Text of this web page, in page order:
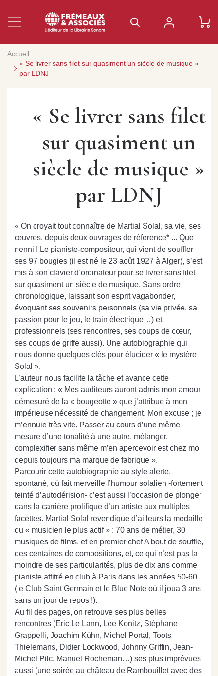
Accueil
« Se livrer sans filet sur quasiment un siècle de musique »
par LDNJ
« Se livrer sans filet
sur quasiment un
siècle de musique »
par LDNJ
« On croyait tout connaître de Martial Solal, sa vie, ses
œuvres, depuis deux ouvrages de référence* ... Que
nenni ! Le pianiste-compositeur, qui vient de souffler
ses 97 bougies (il est né le 23 août 1927 à Alger), s’est
mis à son clavier d’ordinateur pour se livrer sans filet
sur quasiment un siècle de musique. Sans ordre
chronologique, laissant son esprit vagabonder,
évoquant ses souvenirs personnels (sa vie privée, sa
passion pour le jeu, le train électrique…) et
professionnels (ses rencontres, ses coups de cœur,
ses coups de griffe aussi). Une autobiographie qui
nous donne quelques clés pour élucider « le mystère
Solal ».
L’auteur nous facilite la tâche et avance cette
explication : « Mes auditeurs auront admis mon amour
démesuré de la « bougeotte » que j’attribue à mon
impérieuse nécessité de changement. Mon excuse ; je
m’ennuie très vite. Passer au cours d’une même
mesure d’une tonalité à une autre, mélanger,
complexifier sans même m’en apercevoir est chez moi
depuis toujours ma marque de fabrique ».
Parcourir cette autobiographie au style alerte,
spontané, où fait merveille l’humour solalien -fortement
teinté d’autodérision- c’est aussi l’occasion de plonger
dans la carrière prolifique d’un artiste aux multiples
facettes. Martial Solal revendique d’ailleurs la médaille
du « musicien le plus actif » : 70 ans de métier, 30
musiques de films, et en premier chef A bout de souffle,
des centaines de compositions, et, ce qui n’est pas la
moindre de ses particularités, plus de dix ans comme
pianiste attitré en club à Paris dans les années 50-60
(le Club Saint Germain et le Blue Note où il joua 3 ans
sans un jour de repos !).
Au fil des pages, on retrouve ses plus belles
rencontres (Eric Le Lann, Lee Konitz, Stéphane
Grappelli, Joachim Kühn, Michel Portal, Toots
Thielemans, Didier Lockwood, Johnny Griffin, Jean-
Michel Pilc, Manuel Rocheman…) ses plus imprévues
aussi (une soirée au château de Rambouillet avec des